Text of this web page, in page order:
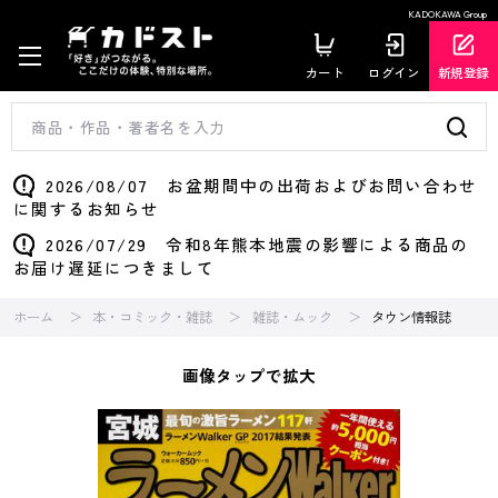
KADOKAWA Group
カート ログイン 新規登録
2026/08/07 お盆期間中の出荷およびお問い合わせ
に関するお知らせ
2026/07/29 令和8年熊本地震の影響による商品の
お届け遅延につきまして
ホーム 本・コミック・雑誌 雑誌・ムック タウン情報誌
画像タップで拡大